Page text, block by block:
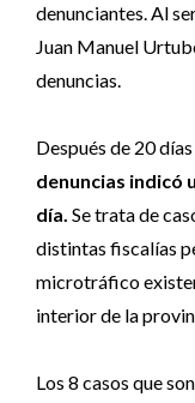
denunciantes. Al
Juan Manuel
denuncias.
Después de 20
denuncias indicó
día. Se trata de
distintas fiscalías
microtráfico
interior de la
Los 8 casos que